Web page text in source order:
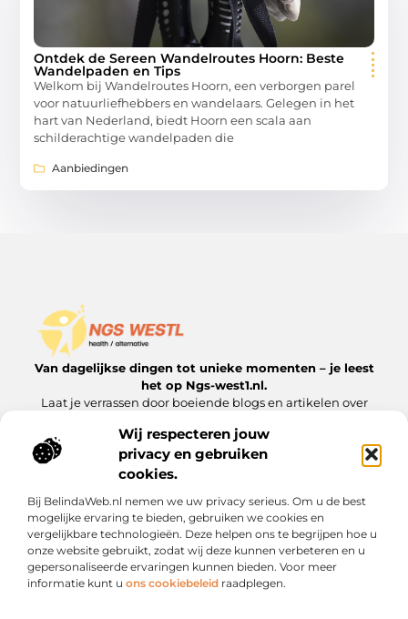
Wij respecteren jouw
privacy en gebruiken
cookies.
Bij BelindaWeb.nl nemen we uw privacy serieus. Om u de best
mogelijke ervaring te bieden, gebruiken we cookies en
vergelijkbare technologieën. Deze helpen ons te begrijpen hoe u
onze website gebruikt, zodat wij deze kunnen verbeteren en u
gepersonaliseerde ervaringen kunnen bieden. Voor meer
informatie kunt u ons cookiebeleid raadplegen.
Ontdek de Sereen Wandelroutes Hoorn: Beste
Wandelpaden en Tips
Welkom bij Wandelroutes Hoorn, een verborgen parel
voor natuurliefhebbers en wandelaars. Gelegen in het
hart van Nederland, biedt Hoorn een scala aan
schilderachtige wandelpaden die
Aanbiedingen
Van dagelijkse dingen tot unieke momenten – je leest
het op Ngs-west1.nl.
Laat je verrassen door boeiende blogs en artikelen over
Onze informatie
Bericht categorie